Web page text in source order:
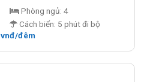
Phòng ngủ: 4
Cách biển: 5 phút đi bộ
vnđ/đêmGiá
tại
1.900.000 vnđ/